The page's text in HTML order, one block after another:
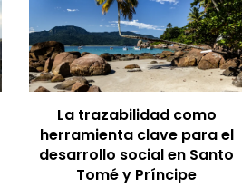
La trazabilidad como
herramienta clave para el
desarrollo social en Santo
Tomé y Príncipe